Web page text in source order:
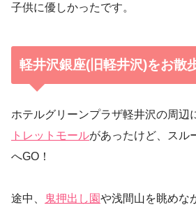
子供に優しかったです。
軽井沢銀座(旧軽井沢)をお散
ホテルグリーンプラザ軽井沢の周辺
トレットモールがあったけど、スル
へGO！
途中、 鬼押出し園や浅間山を眺めな